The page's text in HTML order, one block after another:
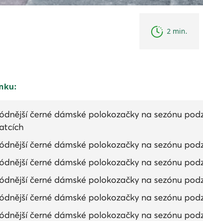
2 min.
černé dámské polokozačky na sezónu
černé dámské polokozačky na sezónu
černé dámské polokozačky na sezónu
černé dámské polokozačky na sezónu
černé dámské polokozačky na sezónu
černé dámské polokozačky na sezónu